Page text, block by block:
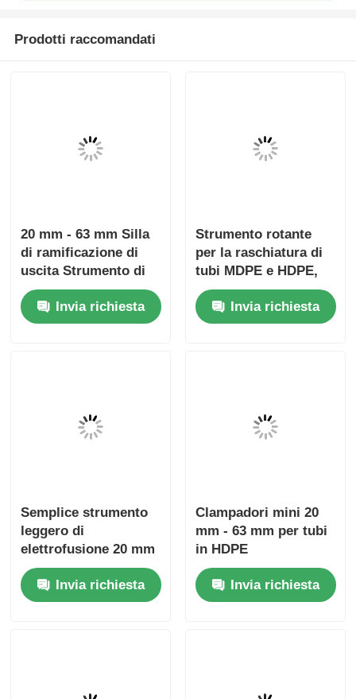
Prodotti raccomandati
20 mm - 63 mm Silla
di ramificazione di
uscita Strumento di
raschiatura rotante
Strumento di
elettrofusione
Invia richiesta
Strumento rotante
per la raschiatura di
tubi MDPE e HDPE,
utensili leggeri per
elettrofusione
Invia richiesta
Semplice strumento
leggero di
elettrofusione 20 mm
- 32 mm
Invia richiesta
Clampadori mini 20
mm - 63 mm per tubi
in HDPE
Invia richiesta